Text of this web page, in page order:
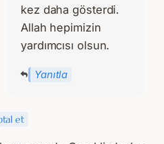
kez daha gösterdi.
Allah hepimizin
yardımcısı olsun.
Yanıtla
et